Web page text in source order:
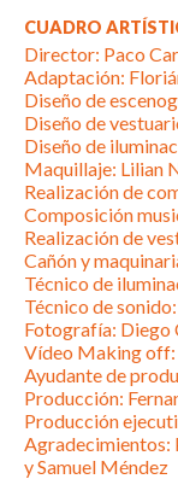
CUADRO
Director: Paco
Adaptación:
Diseño de
Diseño de
Diseño de
Maquillaje: Lilian
Realización de
Composición
Realización de
Cañón y
Técnico de
Técnico de
Fotografía: Diego
Vídeo Making off:
Ayudante de
Producción:
Producción
Agradecimientos:
y Samuel Méndez